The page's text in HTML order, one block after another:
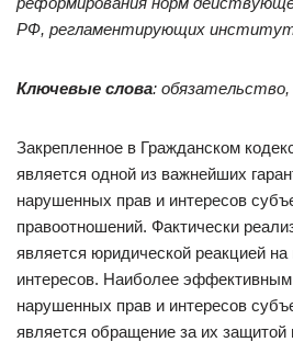
РФ, регламентирующих
Ключевые слова: обязательство,
Закрепленное в Гражданском
является одной из важнейших
нарушенных прав и интересов
правоотношений. Фактически
является юридической реакцией
интересов. Наиболее
нарушенных прав и интересов
является обращение за их